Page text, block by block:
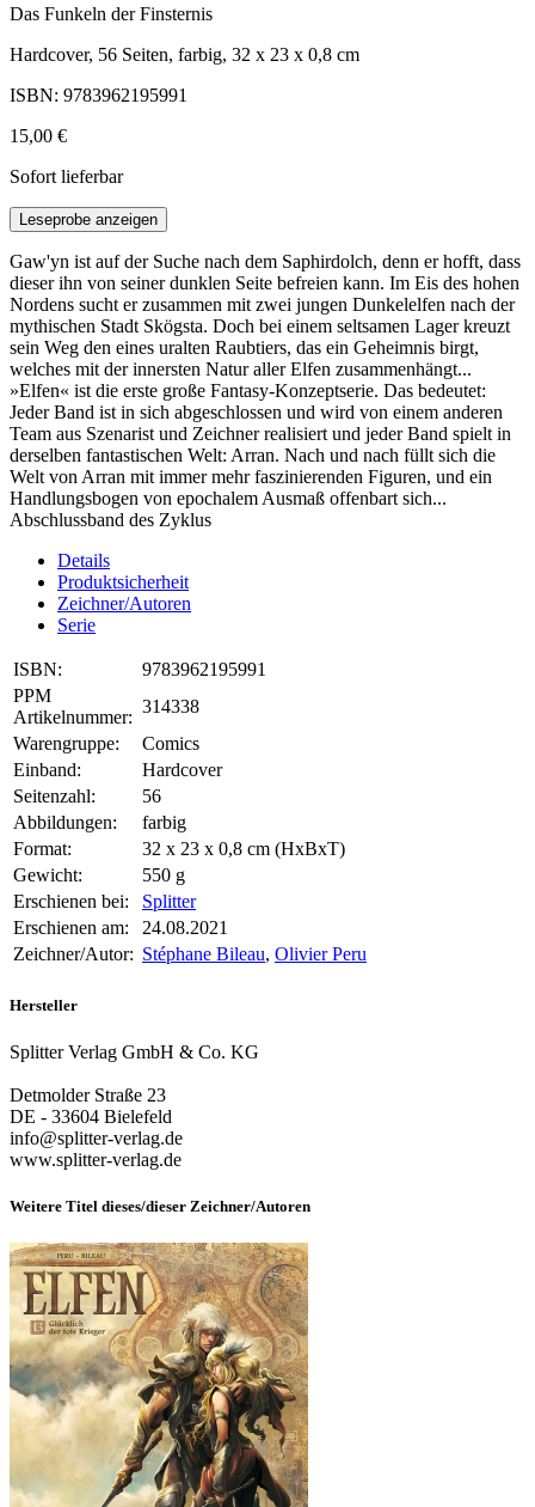
Das Funkeln der Finsternis
Hardcover, 56 Seiten, farbig, 32 x 23 x 0,8 cm
ISBN: 9783962195991
15,00 €
Sofort lieferbar
Leseprobe anzeigen
Gaw'yn ist auf der Suche nach dem Saphirdolch, denn er hofft, dass
dieser ihn von seiner dunklen Seite befreien kann. Im Eis des hohen
Nordens sucht er zusammen mit zwei jungen Dunkelelfen nach der
mythischen Stadt Skögsta. Doch bei einem seltsamen Lager kreuzt
sein Weg den eines uralten Raubtiers, das ein Geheimnis birgt,
welches mit der innersten Natur aller Elfen zusammenhängt...
»Elfen« ist die erste große Fantasy-Konzeptserie. Das bedeutet:
Jeder Band ist in sich abgeschlossen und wird von einem anderen
Team aus Szenarist und Zeichner realisiert und jeder Band spielt in
derselben fantastischen Welt: Arran. Nach und nach füllt sich die
Welt von Arran mit immer mehr faszinierenden Figuren, und ein
Handlungsbogen von epochalem Ausmaß offenbart sich...
Abschlussband des Zyklus
Details
Produktsicherheit
Zeichner/Autoren
Serie
ISBN:
9783962195991
PPM
Artikelnummer:
314338
Warengruppe:
Comics
Einband:
Hardcover
Seitenzahl:
56
Abbildungen:
farbig
Format:
32 x 23 x 0,8 cm (HxBxT)
Gewicht:
550 g
Erschienen bei:
Splitter
Erschienen am:
24.08.2021
Zeichner/Autor: Stéphane Bileau, Olivier Peru
Hersteller
Splitter Verlag GmbH & Co. KG
Detmolder Straße 23
DE - 33604 Bielefeld
info@splitter-verlag.de
www.splitter-verlag.de
Weitere Titel dieses/dieser Zeichner/Autoren